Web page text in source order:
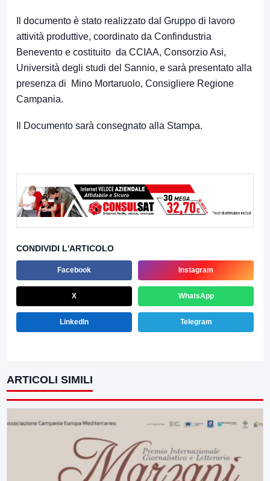
Il documento è stato realizzato dal Gruppo di lavoro
attività produttive, coordinato da Confindustria
Benevento e costituito da CCIAA, Consorzio Asi,
Università degli studi del Sannio, e sarà presentato alla
presenza di Mino Mortaruolo, Consigliere Regione
Campania.
Il Documento sarà consegnato alla Stampa.
CONDIVIDI L'ARTICOLO
Facebook Instagram
X WhatsApp
LinkedIn Telegram
ARTICOLI SIMILI